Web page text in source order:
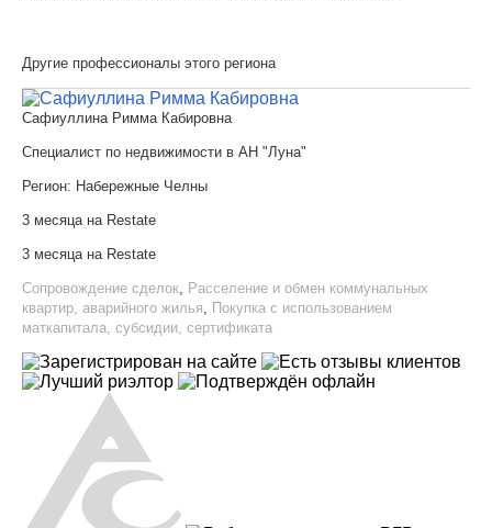
Другие профессионалы этого региона
Сафиуллина Римма Кабировна
Специалист по недвижимости в АН "Луна"
Регион: Набережные Челны
3 месяца на Restate
3 месяца на Restate
Сопровождение сделок, Расселение и обмен коммунальных
квартир, аварийного жилья, Покупка с использованием
маткапитала, субсидии, сертификата